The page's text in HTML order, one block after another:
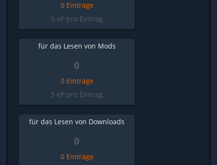
0 Einträge
5 eP pro Eintrag
für das Lesen von Mods
0
0 Einträge
5 eP pro Eintrag
für das Lesen von Downloads
0
0 Einträge